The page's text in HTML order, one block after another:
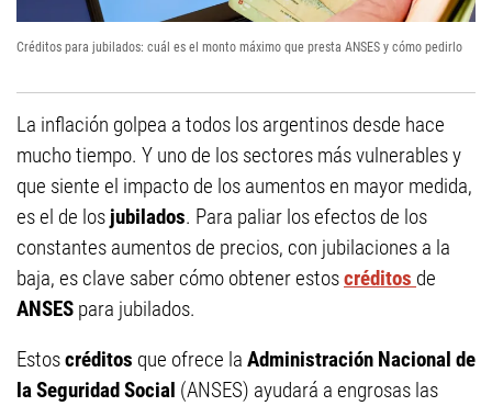
Créditos para jubilados: cuál es el monto máximo que presta ANSES y cómo pedirlo
La inflación golpea a todos los argentinos desde hace
mucho tiempo. Y uno de los sectores más vulnerables y
que siente el impacto de los aumentos en mayor medida,
es el de los jubilados. Para paliar los efectos de los
constantes aumentos de precios, con jubilaciones a la
baja, es clave saber cómo obtener estoscréditos de
ANSES para jubilados.
Estoscréditos que ofrece la Administración Nacional de
la Seguridad Social (ANSES) ayudará a engrosas las